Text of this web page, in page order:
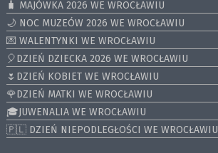
🧳 MAJÓWKA 2026 WE WROCŁAWIU
🌙 NOC MUZEÓW 2026 WE WROCŁAWIU
💌 WALENTYNKI WE WROCŁAWIU
🎈DZIEŃ DZIECKA 2026 WE WROCŁAWIU
🌷DZIEŃ KOBIET WE WROCŁAWIU
🌹DZIEŃ MATKI WE WROCŁAWIU
🎓JUWENALIA WE WROCŁAWIU
🇵🇱 DZIEŃ NIEPODLEGŁOŚCI WE WROCŁAWIU